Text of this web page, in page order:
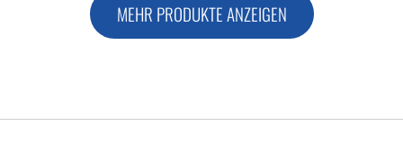
MEHR PRODUKTE ANZEIGEN